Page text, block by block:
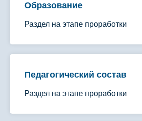
Образование
Раздел на этапе проработки
Педагогический состав
Раздел на этапе проработки